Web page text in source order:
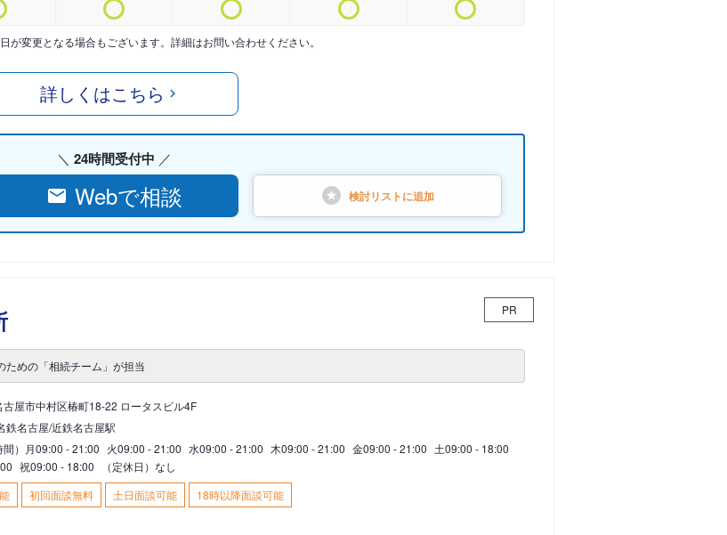
が変更となる場合もございます。詳細はお問い合わせください。
詳しくはこちら
24時間受付中
Webで相談 検討リストに追加
PR
ための「相続チーム」が担当
古屋市中村区椿町18-22 ロータスビル4F
鉄名古屋/近鉄名古屋駅
） 月09:00 - 21:00 火09:00 - 21:00 水09:00 - 21:00 木09:00 - 21:00 金09:00 - 21:00 土09:00 - 18:00
祝09:00 - 18:00
（定休日）なし
初回面談無料 土日面談可能 18時以降面談可能